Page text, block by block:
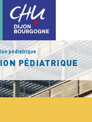
pédiatrique
PÉDIATRIQUE
des cookies